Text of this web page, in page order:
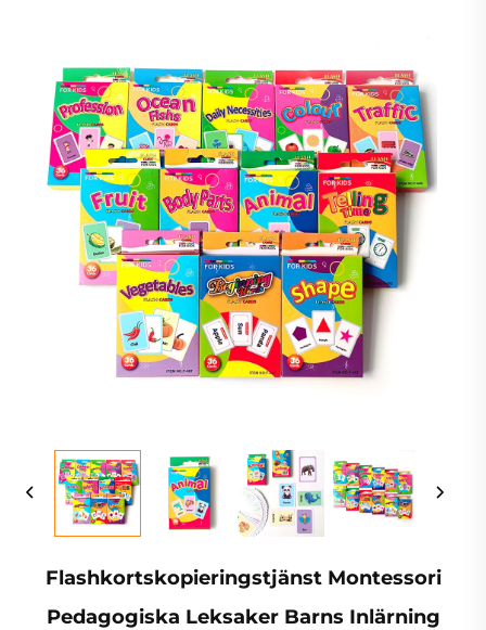
Flashkortskopieringstjänst Montessori
Pedagogiska Leksaker Barns Inlärning